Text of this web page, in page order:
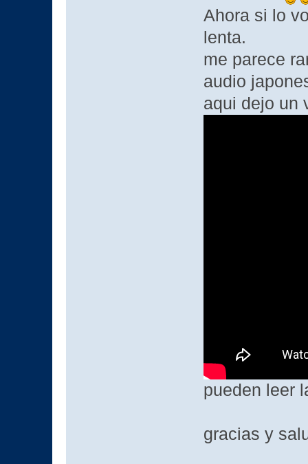
Ahora si lo
lenta.
me parece
audio
aqui dejo un
pueden leer
gracias y